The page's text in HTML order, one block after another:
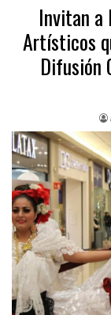
Invitan a
Artísticos
Difusión